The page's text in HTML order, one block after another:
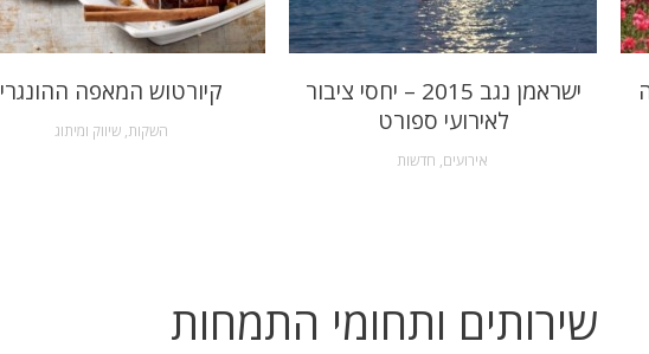
קיורטוש המאפה ההונגרי
השקות,שיווק ומיתוג
ישראמן נגב 2015 – יחסי ציבור
לאירועי ספורט
אירועים, חדשות
שירותים ותחומי התמחות